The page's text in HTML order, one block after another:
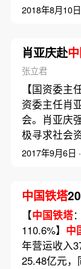
2018年8月10日
肖亚庆赴
张立君
【国资委主
资委主任肖
会。肖亚庆
极寻求社会
2017年9月6日 ·
中国铁塔
【中国铁塔
110.6%】 中
年营运收入
25.48亿元